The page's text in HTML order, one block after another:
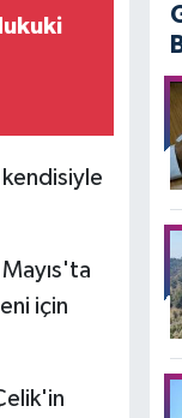
kendisiyle
için